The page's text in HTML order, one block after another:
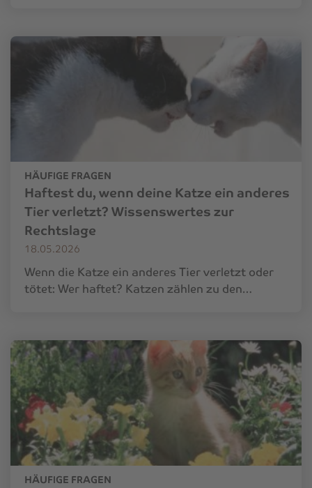
HÄUFIGE FRAGEN
Haftest du, wenn deine Katze ein anderes
Tier verletzt? Wissenswertes zur
Rechtslage
18.05.2026
Wenn die Katze ein anderes Tier verletzt oder
tötet: Wer haftet? Katzen zählen zu den…
HÄUFIGE FRAGEN